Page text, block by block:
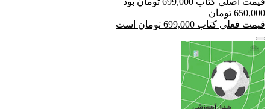
650,000 تومان
قیمت فعلی کتاب 699,000 تومان است